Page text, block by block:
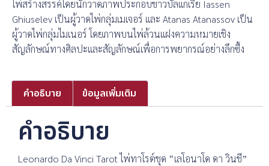
ไพ่สร้างสรรค์โดยนักวาดภาพประกอบชาวบัลแกเรีย Iassen
Ghiuselev เป็นผู้วาดไพ่กลุ่มเมเจอร์ และ Atanas Atanassov เป็น
ผู้วาดไพ่กลุ่มไมเนอร์ โดยภาพบนไพ่ล้วนแฝงความหมายเชิง
สัญลักษณ์ทางศิลปะและสัญลักษณ์เพื่อการพยากรณ์อย่างลึกซื้ง
คำอธิบาย ข้อมูลเพิ่มเติม
คำอธิบาย
Leonardo Da Vinci Tarot ไพ่ทาโรต์ชุด “เลโอนาโด ดา วินชี”